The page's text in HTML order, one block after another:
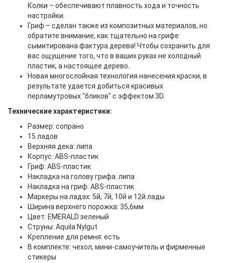
Колки – обеспечивают плавность хода и точность
настройки.
Гриф – сделан также из композитных материалов, но
обратите внимание, как тщательно на грифе
сымитирована фактура дерева! Чтобы сохранить для
вас ощущение того, что в ваших руках не холодный
пластик, а настоящее дерево.
Новая многослойная технология нанесения краски, в
результате удается добиться красивых
перламутровых "бликов" с эффектом 3D.
Технические характеристики:
Размер: сопрано
15 ладов
Верхняя дека: липа
Корпус: ABS-пластик
Гриф: ABS-пластик
Накладка на голову грифа: липа
Накладка на гриф: ABS-пластик
Маркеры на ладах: 5й, 7й, 10й и 12й лады
Ширина верхнего порожка: 35,6мм
Цвет: EMERALD зеленый
Струны: Aquila Nylgut
Крепление для ремня: есть
В комплекте: чехол, мини-самоучитель и фирменные
стикеры